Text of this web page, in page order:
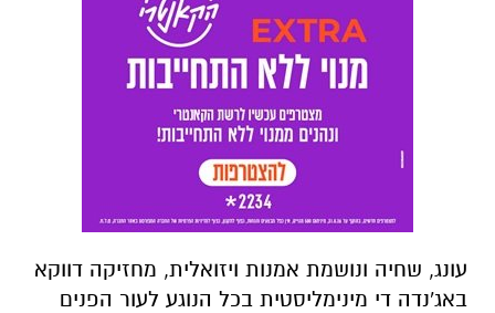
עונג, שחיה ונושמת אמנות ויזואלית, מחזיקה דווקא
באג'נדה די מינימליסטית בכל הנוגע לעור הפנים